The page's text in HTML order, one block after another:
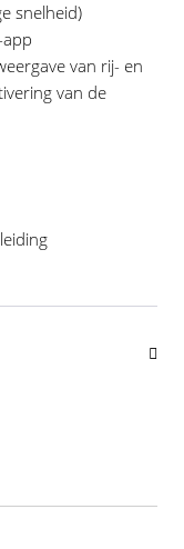
snelheid)
van rij- en
van de